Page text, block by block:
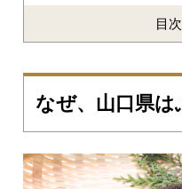
目
なぜ、山口県は